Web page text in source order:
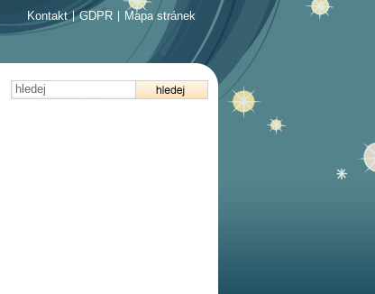
Kontakt | GDPR Mapa stránek